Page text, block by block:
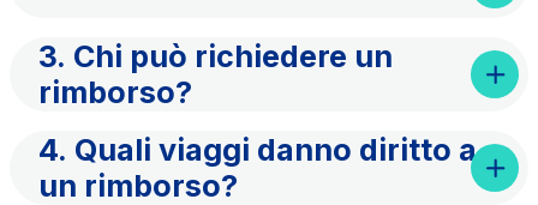
Contratti e fornitori
Il gruppo
3. Chi può richiedere un
rimborso?
4. Quali viaggi danno diritto a
un rimborso?